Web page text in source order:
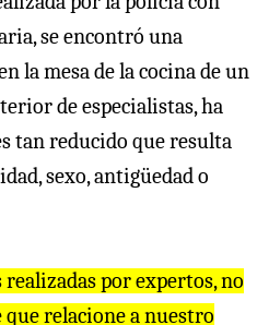
se encontró una
la mesa de la cocina de un
de especialistas, ha
tan reducido que resulta
sexo, antigüedad o
por expertos, no
relacione a nuestro